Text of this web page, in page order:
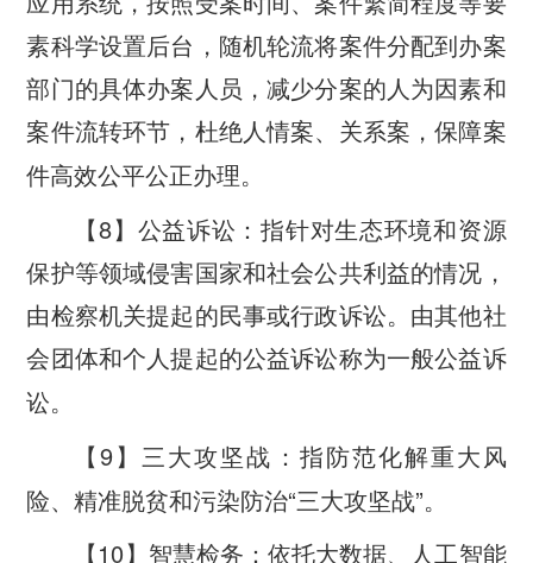
素科学设置后台，随机轮流将案件分配到办案
部门的具体办案人员，减少分案的人为因素和
案件流转环节，杜绝人情案、关系案，保障案
件高效公平公正办理。
【8】公益诉讼：指针对生态环境和资源
保护等领域侵害国家和社会公共利益的情况，
由检察机关提起的民事或行政诉讼。由其他社
会团体和个人提起的公益诉讼称为一般公益诉
讼。
【9 】三大攻坚战：指防范化解重大风
险、精准脱贫和污染防治“三大攻坚战”。
【 10 】智慧检务：依托大数据、人工智能